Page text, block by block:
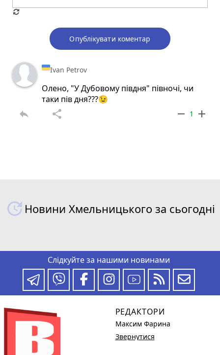
Опублікувати коментар
Ivan Petrov
Олено, "У Дубовому півдня" півночі, чи
таки пів дня???😉
reply share remove 1 add
Новини Хмельницького за сьогодні
Слідкуйте за нашими новинами
РЕДАКТОРИ
Максим Фарина
Звернутися